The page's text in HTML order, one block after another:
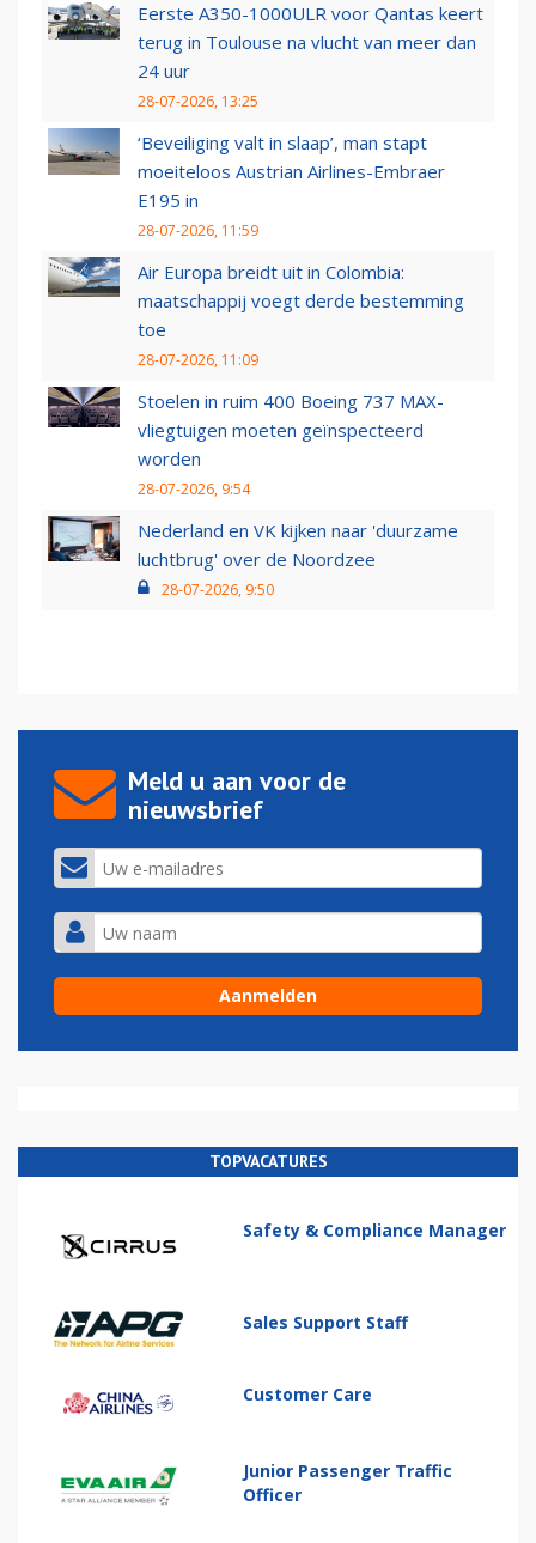
Eerste A350-1000ULR voor Qantas keert
terug in Toulouse na vlucht van meer dan
24 uur
28-07-2026, 13:25
‘Beveiliging valt in slaap’, man stapt
moeiteloos Austrian Airlines-Embraer
E195 in
28-07-2026, 11:59
Air Europa breidt uit in Colombia:
maatschappij voegt derde bestemming
toe
28-07-2026, 11:09
Stoelen in ruim 400 Boeing 737 MAX-
vliegtuigen moeten geïnspecteerd
worden
28-07-2026, 9:54
Nederland en VK kijken naar 'duurzame
luchtbrug' over de Noordzee
28-07-2026, 9:50
Meld u aan voor de
nieuwsbrief
TOPVACATURES
Safety & Compliance Manager
Sales Support Staff
Customer Care
Junior Passenger Traffic
Officer